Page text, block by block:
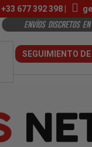
+33 677 392 398|
SEGUIMIENTO